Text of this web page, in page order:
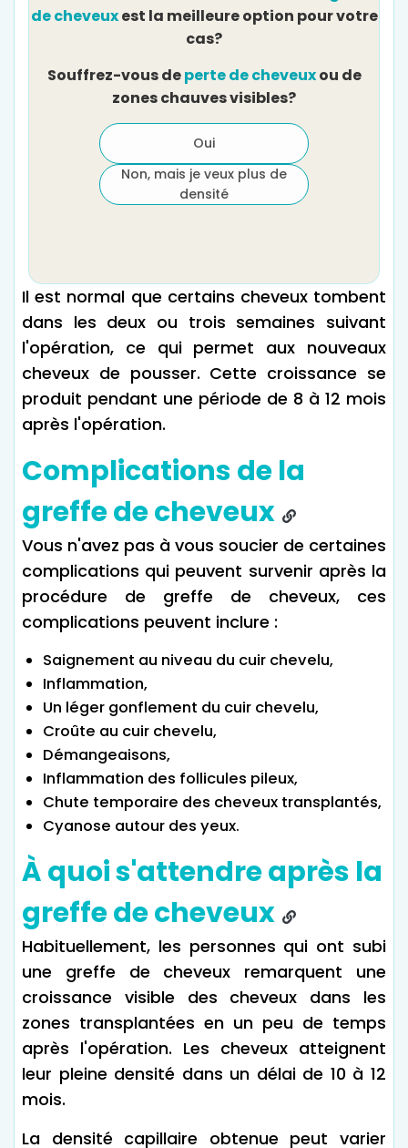
de cheveuxest la meilleure option pour votre
cas?
Souffrez-vous deperte de cheveuxou de
zones chauves visibles?
Oui
Non, mais je veux plus de
densité
Il est normal que certains cheveux tombent
dans les deux ou trois semaines suivant
l'opération, ce qui permet aux nouveaux
cheveux de pousser. Cette croissance se
produit pendant une période de 8 à 12 mois
après l'opération.
Complications de la
greffe de cheveux
Vous n'avez pas à vous soucier de certaines
complications qui peuvent survenir après la
procédure de greffe de cheveux, ces
complications peuvent inclure :
Saignement au niveau du cuir chevelu,
Inflammation,
Un léger gonflement du cuir chevelu,
Croûte au cuir chevelu,
Démangeaisons,
Inflammation des follicules pileux,
Chute temporaire des cheveux transplantés,
Cyanose autour des yeux.
À quoi s'attendre après la
greffe de cheveux
Habituellement, les personnes qui ont subi
une greffe de cheveux remarquent une
croissance visible des cheveux dans les
zones transplantées en un peu de temps
après l'opération. Les cheveux atteignent
leur pleine densité dans un délai de 10 à 12
mois.
La densité capillaire obtenue peut varier